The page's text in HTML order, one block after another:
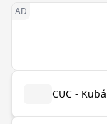
CUC -